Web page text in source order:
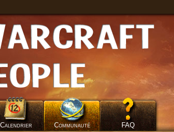
Calendrier Communauté FAQ